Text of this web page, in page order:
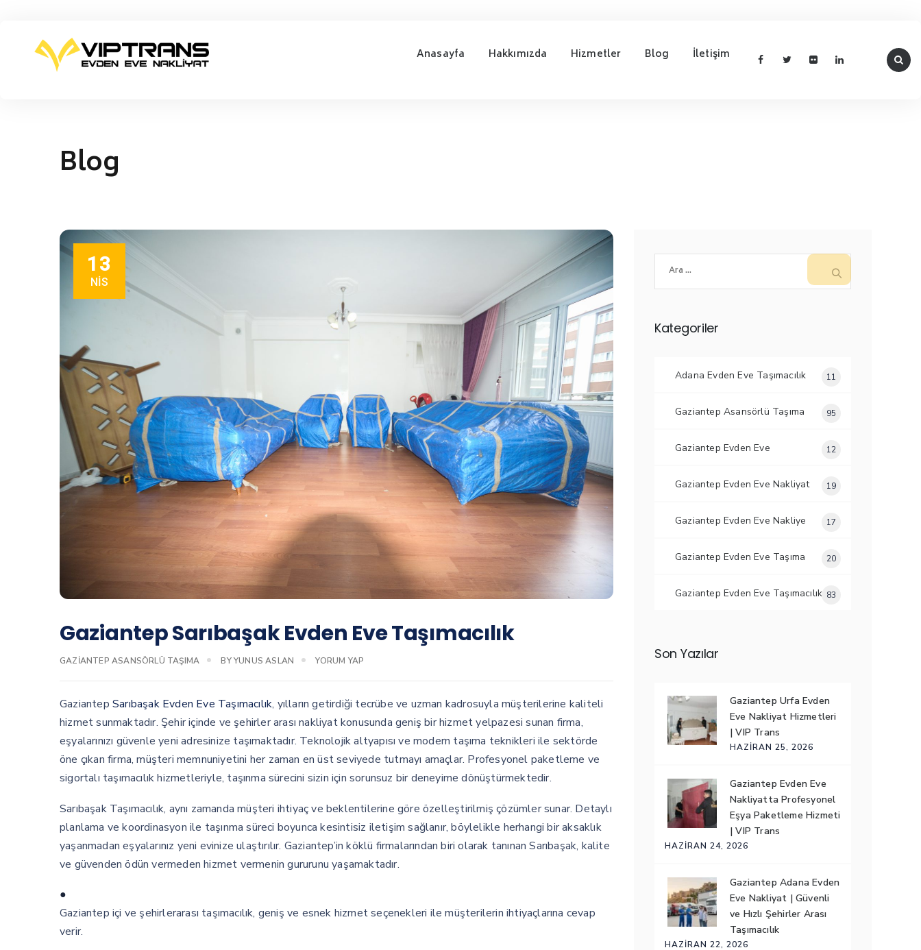
Anasayfa Hakkımızda Hizmetler Blog İletişim
Blog
13
NIS
Gaziantep Sarıbaşak Evden Eve Taşımacılık
GAZIANTEP ASANSÖRLÜ TAŞIMA BYYUNUS ASLAN YORUM YAP
Gaziantep Sarıbaşak Evden Eve Taşımacılık, yılların getirdiği tecrübe ve uzman kadrosuyla müşterilerine kaliteli
hizmet sunmaktadır. Şehir içinde ve şehirler arası nakliyat konusunda geniş bir hizmet yelpazesi sunan firma,
eşyalarınızı güvenle yeni adresinize taşımaktadır. Teknolojik altyapısı ve modern taşıma teknikleri ile sektörde
öne çıkan firma, müşteri memnuniyetini her zaman en üst seviyede tutmayı amaçlar. Profesyonel paketleme ve
sigortalı taşımacılık hizmetleriyle, taşınma sürecini sizin için sorunsuz bir deneyime dönüştürmektedir.
Sarıbaşak Taşımacılık, aynı zamanda müşteri ihtiyaç ve beklentilerine göre özelleştirilmiş çözümler sunar. Detaylı
planlama ve koordinasyon ile taşınma süreci boyunca kesintisiz iletişim sağlanır, böylelikle herhangi bir aksaklık
yaşanmadan eşyalarınız yeni evinize ulaştırılır. Gaziantep’in köklü firmalarından biri olarak tanınan Sarıbaşak, kalite
ve güvenden ödün vermeden hizmet vermenin gururunu yaşamaktadır.
●
Gaziantep içi ve şehirlerarası taşımacılık, geniş ve esnek hizmet seçenekleri ile müşterilerin ihtiyaçlarına cevap
verir.
Kategoriler
Adana Evden Eve Taşımacılık 11
Gaziantep Asansörlü Taşıma 95
Gaziantep Evden Eve 12
Gaziantep Evden Eve Nakliyat 19
Gaziantep Evden Eve Nakliye 17
Gaziantep Evden Eve Taşıma 20
Gaziantep Evden Eve Taşımacılık 83
Son Yazılar
Gaziantep Urfa Evden
Eve Nakliyat Hizmetleri
| VIP Trans
HAZIRAN 25, 2026
Gaziantep Evden Eve
Nakliyatta Profesyonel
Eşya Paketleme Hizmeti
| VIP Trans
HAZIRAN 24, 2026
Gaziantep Adana Evden
Eve Nakliyat | Güvenli
ve Hızlı Şehirler Arası
Taşımacılık
HAZIRAN 22, 2026